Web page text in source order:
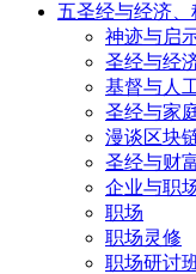
五圣经与经济
神迹与启
圣经与经
基督与人
圣经与家
漫谈区块
圣经与财
企业与职
职场
职场灵修
职场研讨